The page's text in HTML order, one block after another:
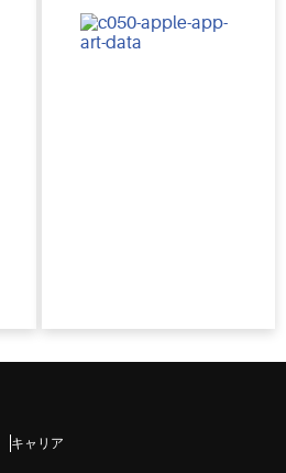
キャリア